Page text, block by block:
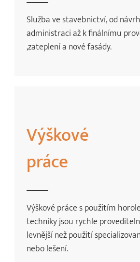
Služba ve stavebnictví, od
administraci až k finálnímu
,zateplení a nové fasády.
Výškové
práce
Výškové práce s použitím
techniky jsou rychle
levnější než použití
nebo lešení.